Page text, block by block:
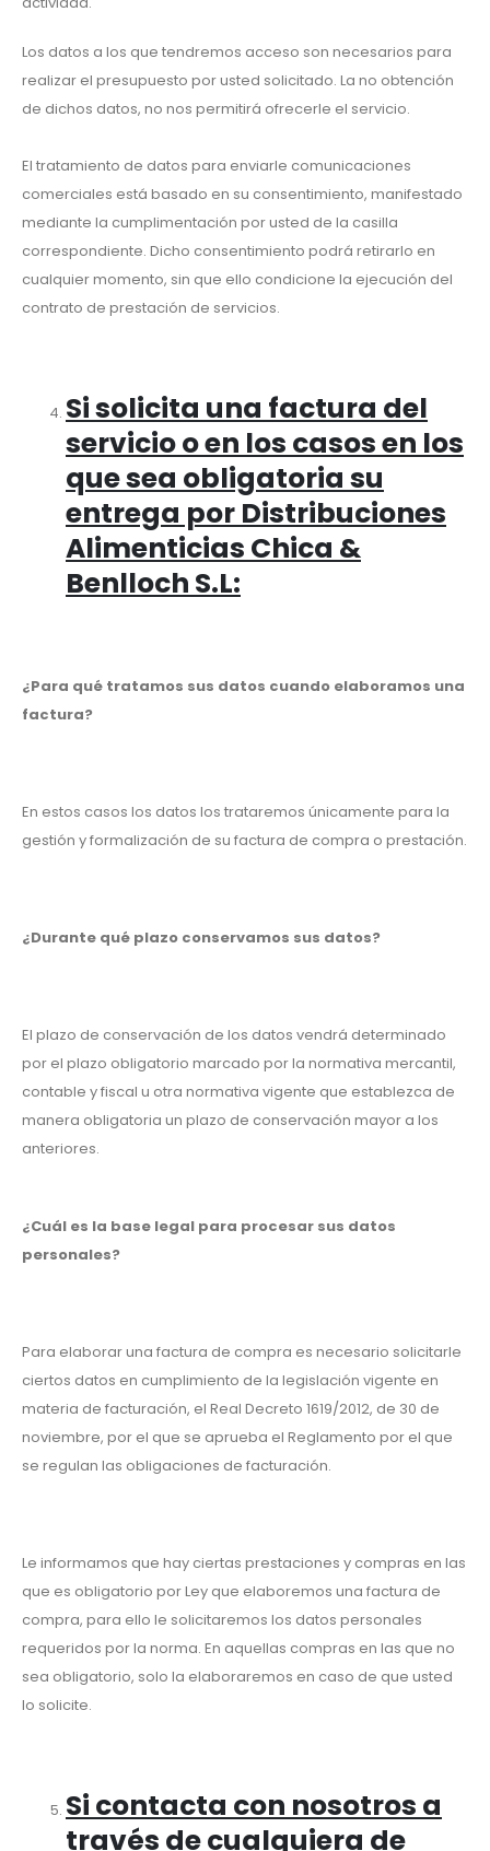
Los datos a los que tendremos acceso son necesarios para
realizar el presupuesto por usted solicitado. La no obtención
de dichos datos, no nos permitirá ofrecerle el servicio.
El tratamiento de datos para enviarle comunicaciones
comerciales está basado en su consentimiento, manifestado
mediante la cumplimentación por usted de la casilla
correspondiente. Dicho consentimiento podrá retirarlo en
cualquier momento, sin que ello condicione la ejecución del
contrato de prestación de servicios.
Si solicita una factura del
servicio o en los casos en los
que sea obligatoria su
entrega por Distribuciones
Alimenticias Chica &
Benlloch S.L:
¿Para qué tratamos sus datos cuando elaboramos una
factura?
En estos casos los datos los trataremos únicamente para la
gestión y formalización de su factura de compra o prestación.
¿Durante qué plazo conservamos sus datos?
El plazo de conservación de los datos vendrá determinado
por el plazo obligatorio marcado por la normativa mercantil,
contable y fiscal u otra normativa vigente que establezca de
manera obligatoria un plazo de conservación mayor a los
anteriores.
¿Cuál es la base legal para procesar sus datos
personales?
Para elaborar una factura de compra es necesario solicitarle
ciertos datos en cumplimiento de la legislación vigente en
materia de facturación, el Real Decreto 1619/2012, de 30 de
noviembre, por el que se aprueba el Reglamento por el que
se regulan las obligaciones de facturación.
Le informamos que hay ciertas prestaciones y compras en las
que es obligatorio por Ley que elaboremos una factura de
compra, para ello le solicitaremos los datos personales
requeridos por la norma. En aquellas compras en las que no
sea obligatorio, solo la elaboraremos en caso de que usted
lo solicite.
Si contacta con nosotros a
través de cualquiera de